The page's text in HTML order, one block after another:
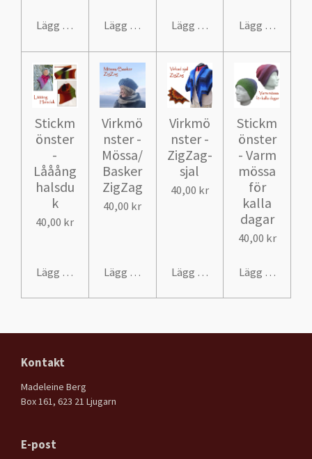
Lägg till i varukorgLägg till i varukorgLägg till i varukorgLägg till i
Stickm
önster
-
Lååång
halsdu
k
40,00 kr
Lägg till i varukorg
Virkmö
nster -
Mössa/
Basker
ZigZag
40,00 kr
Lägg till i varukorg
Virkmö
nster -
ZigZag-
sjal
40,00 kr
Lägg till i varukorg
Stickm
önster
- Varm
mössa
för
kalla
dagar
40,00 kr
Lägg till i
Kontakt
Madeleine Berg
Box 161, 623 21 Ljugarn
E-post